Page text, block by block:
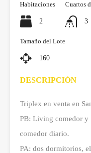
Habitaciones
2
Cuartos
3
Tamaño del Lote
160
DESCRIPCIÓN
Triplex en venta en
PB: Living comedor y
comedor diario.
PA: dos dormitorios,